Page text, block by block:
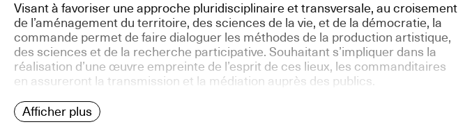
Visant à favoriser une approche pluridisciplinaire et transversale, au croisement
de l’aménagement du territoire, des sciences de la vie, et de la démocratie, la
commande permet de faire dialoguer les méthodes de la production artistique,
des sciences et de la recherche participative. Souhaitant s’impliquer dans la
réalisation d’une œuvre empreinte de l’esprit de ces lieux, les commanditaires
en assureront la transmission et la médiation auprès des publics.
Afficher plus